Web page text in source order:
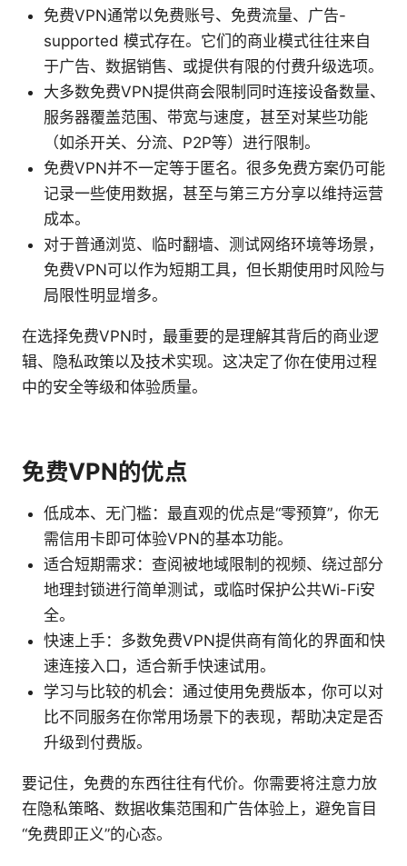
免费VPN通常以免费账号、免费流量、广告-
supported 模式存在。它们的商业模式往往来自
于广告、数据销售、或提供有限的付费升级选项。
大多数免费VPN提供商会限制同时连接设备数量、
服务器覆盖范围、带宽与速度，甚至对某些功能
（如杀开关、分流、P2P等）进行限制。
免费VPN并不一定等于匿名。很多免费方案仍可能
记录一些使用数据，甚至与第三方分享以维持运营
成本。
对于普通浏览、临时翻墙、测试网络环境等场景，
免费VPN可以作为短期工具，但长期使用时风险与
局限性明显增多。
在选择免费VPN时，最重要的是理解其背后的商业逻
辑、隐私政策以及技术实现。这决定了你在使用过程
中的安全等级和体验质量。
免费VPN的优点
低成本、无门槛：最直观的优点是“零预算”，你无
需信用卡即可体验VPN的基本功能。
适合短期需求：查阅被地域限制的视频、绕过部分
地理封锁进行简单测试，或临时保护公共Wi-Fi安
全。
快速上手：多数免费VPN提供商有简化的界面和快
速连接入口，适合新手快速试用。
学习与比较的机会：通过使用免费版本，你可以对
比不同服务在你常用场景下的表现，帮助决定是否
升级到付费版。
要记住，免费的东西往往有代价。你需要将注意力放
在隐私策略、数据收集范围和广告体验上，避免盲目
“免费即正义”的心态。